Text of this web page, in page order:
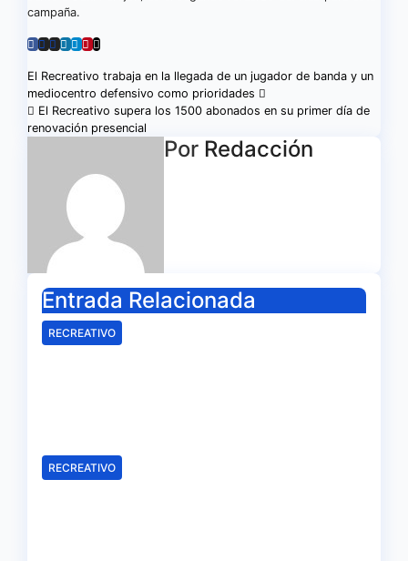
campaña.
Navegación
de
El Recreativo trabaja en la llegada de un jugador de banda y un
mediocentro defensivo como prioridades
El Recreativo supera los 1500 abonados en su primer día de
renovación presencial
Por Redacción
Entrada Relacionada
RECREATIVO
RECREATIVO